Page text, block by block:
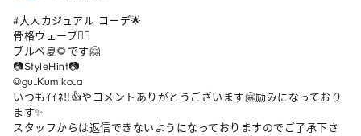
#大人カジュアル コーデ🌟
骨格ウェーブ🏄‍♀️
ブルベ夏🌻です🤗
📷StyleHint📷
@gu_Kumiko_a
いつもｲｲﾈ‼👍︎やコメントありがとうございます🤗励みになっており
ます✨
スタッフからは返信できないようになっておりますのでご了承下さ